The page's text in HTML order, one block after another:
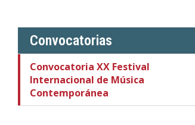
Convocatorias
Convocatoria XX Festival
Internacional de Música
Contemporánea